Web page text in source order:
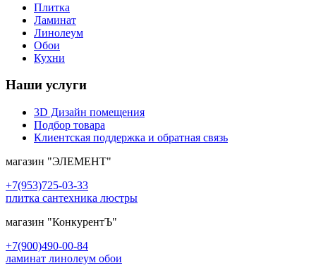
Плитка
Ламинат
Линолеум
Обои
Кухни
Наши услуги
3D Дизайн помещения
Подбор товара
Клиентская поддержка и обратная связь
магазин "ЭЛЕМЕНТ"
+7(953)725-03-33
плитка сантехника люстры
магазин "КонкурентЪ"
+7(900)490-00-84
ламинат линолеум обои